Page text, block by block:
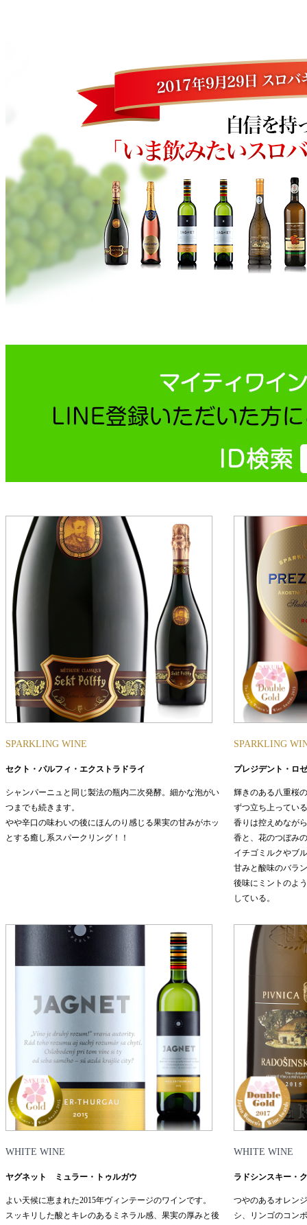
SPARKLING WINE
セクト・パルフィ・エクストラドライ
シャンパーニュと同じ製法の瓶内二次発酵。細かな泡がい
つまでも続きます。
やや辛口の味わいの後にほんのり感じる果実の甘みがホッ
とする癒し系スパークリング！！
SPARKLING
プレジデント・ロ
輝きのある八重桜
ずつ立ち上ってい
香りは控えめなが
香と、花のつぼみ
イチゴミルクやブ
甘みと酸味のバラ
後味にミントのよ
している。
WHITE WINE
ヤグネット ミュラー・トゥルガウ
よい天候に恵まれた2015年ヴィンテージのワインです。
スッキリした酸とキレのあるミネラル感、果実の厚みと後
WHITE WINE
ラドシンスキー・
つやのあるオレン
シ、リンゴのコン